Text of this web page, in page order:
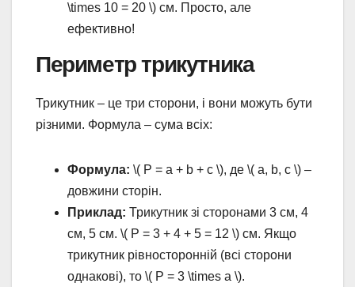
\times 10 = 20 \) см. Просто, але
ефективно!
Периметр трикутника
Трикутник – це три сторони, і вони можуть бути
різними. Формула – сума всіх:
Формула: \( P = a + b + c \), де \( a, b, c \) –
довжини сторін.
Приклад: Трикутник зі сторонами 3 см, 4
см, 5 см. \( P = 3 + 4 + 5 = 12 \) см. Якщо
трикутник рівносторонній (всі сторони
однакові), то \( P = 3 \times a \).